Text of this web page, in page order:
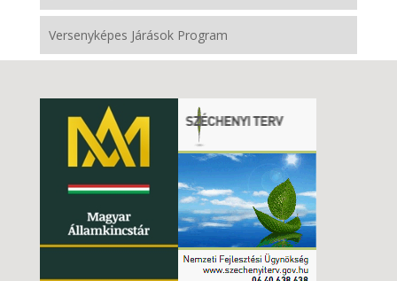
Versenyképes Járások Program